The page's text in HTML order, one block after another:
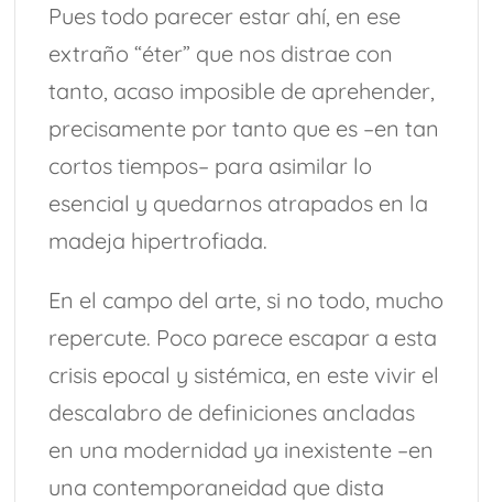
Pues todo parecer estar ahí, en ese
extraño “éter” que nos distrae con
tanto, acaso imposible de aprehender,
precisamente por tanto que es –en tan
cortos tiempos– para asimilar lo
esencial y quedarnos atrapados en la
madeja hipertrofiada.
En el campo del arte, si no todo, mucho
repercute. Poco parece escapar a esta
crisis epocal y sistémica, en este vivir el
descalabro de definiciones ancladas
en una modernidad ya inexistente –en
una contemporaneidad que dista